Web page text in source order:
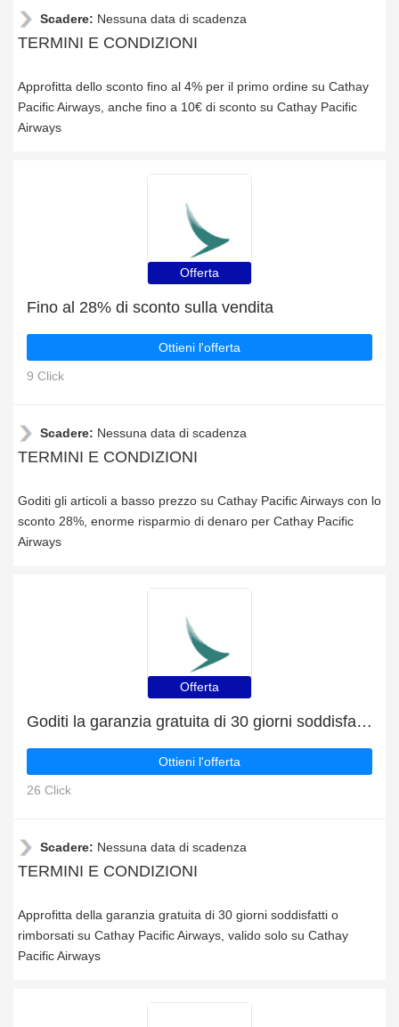
Scadere: Nessuna data di scadenza
TERMINI E CONDIZIONI
Approfitta dello sconto fino al 4% per il primo ordine su Cathay
Pacific Airways, anche fino a 10€ di sconto su Cathay Pacific
Airways
Offerta
Fino al 28% di sconto sulla vendita
Ottieni l'offerta
9 Click
Scadere: Nessuna data di scadenza
TERMINI E CONDIZIONI
Goditi gli articoli a basso prezzo su Cathay Pacific Airways con lo
sconto 28%, enorme risparmio di denaro per Cathay Pacific
Airways
Offerta
Goditi la garanzia gratuita di 30 giorni soddisfatti o rimborsati
Ottieni l'offerta
26 Click
Scadere: Nessuna data di scadenza
TERMINI E CONDIZIONI
Approfitta della garanzia gratuita di 30 giorni soddisfatti o
rimborsati su Cathay Pacific Airways, valido solo su Cathay
Pacific Airways